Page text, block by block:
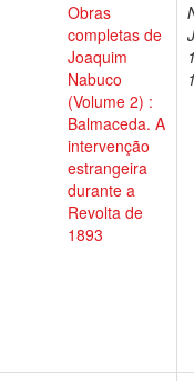
Obras
completas de
Joaquim
Nabuco
(Volume 2) :
Balmaceda. A
intervenção
estrangeira
durante a
Revolta de
1893